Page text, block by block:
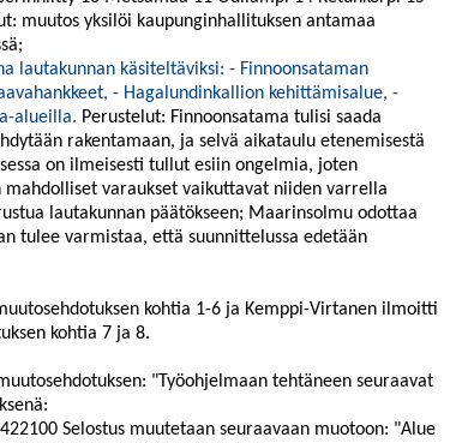
muutos yksilöi kaupunginhallituksen antamaa
lautakunnan käsiteltäviksi: - Finnoonsataman
, - Hagalundinkallionkehittämisalue, -
alueilla. Perustelut: Finnoonsatama tulisi saada
rakentamaan, ja selvä aikataulu etenemisestä
on ilmeisesti tullut esiin ongelmia, joten
varaukset vaikuttavat niiden varrella
lautakunnan päätökseen; Maarinsolmuodottaa
tulee varmistaa, että suunnittelussa edetään
kohtia 1-6 ja Kemppi-Virtanen ilmoitti
kohtia 7 ja 8.
"Työohjelmaan tehtäneen seuraavat
Selostus muutetaan seuraavaan muotoon: "Alue